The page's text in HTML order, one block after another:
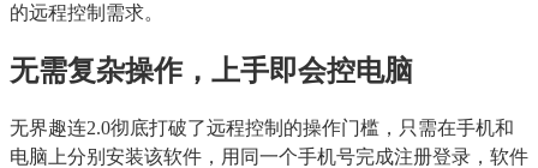
的远程控制需求。
无需复杂操作，上手即会控电脑
无界趣连2.0彻底打破了远程控制的操作门槛，只需在手机和
电脑上分别安装该软件，用同一个手机号完成注册登录，软件